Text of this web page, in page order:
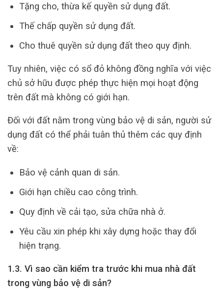
Tặng cho, thừa kế quyền sử dụng đất.
Thế chấp quyền sử dụng đất.
Cho thuê quyền sử dụng đất theo quy định.
Tuy nhiên, việc có sổ đỏ không đồng nghĩa với việc
chủ sở hữu được phép thực hiện mọi hoạt động
trên đất mà không có giới hạn.
Đối với đất nằm trong vùng bảo vệ di sản, người sử
dụng đất có thể phải tuân thủ thêm các quy định
về:
Bảo vệ cảnh quan di sản.
Giới hạn chiều cao công trình.
Quy định về cải tạo, sửa chữa nhà ở.
Yêu cầu xin phép khi xây dựng hoặc thay đổi
hiện trạng.
1.3. Vì sao cần kiểm tra trước khi mua nhà đất
trong vùng bảo vệ di sản?